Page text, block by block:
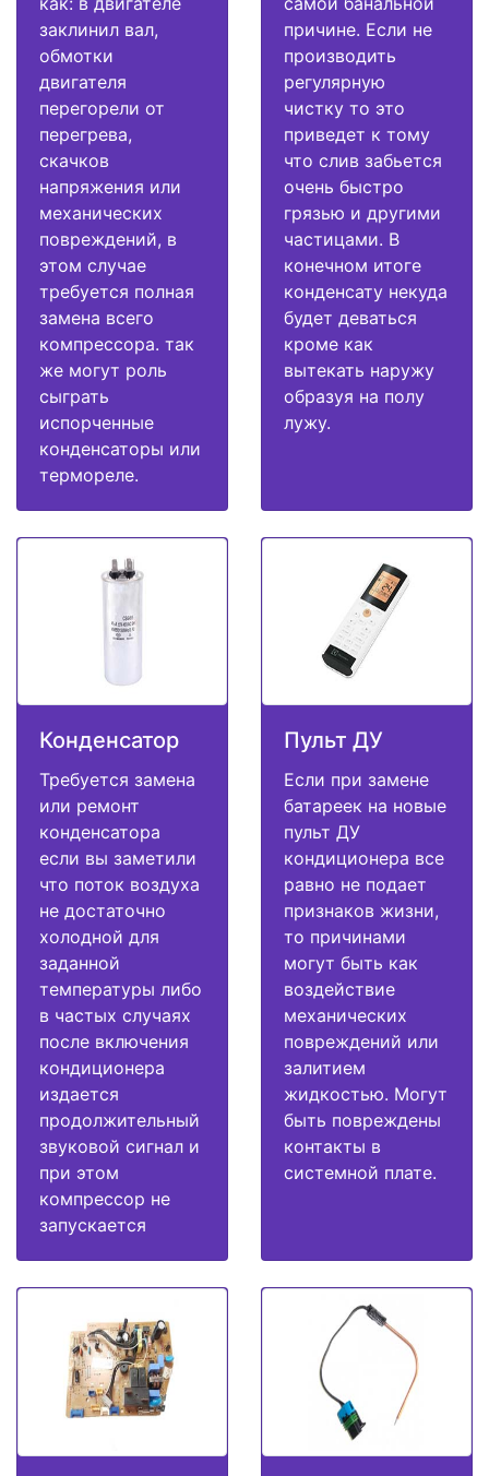
заклинил вал,
обмотки
двигателя
перегорели от
перегрева,
скачков
напряжения или
механических
повреждений, в
этом случае
требуется полная
замена всего
компрессора. так
же могут роль
сыграть
испорченные
конденсаторы или
термореле.
причине. Если не
производить
регулярную
чистку то это
приведет к тому
что слив забьется
очень быстро
грязью и другими
частицами. В
конечном итоге
конденсату некуда
будет деваться
кроме как
вытекать наружу
образуя на полу
лужу.
Конденсатор
Требуется замена
или ремонт
конденсатора
если вы заметили
что поток воздуха
не достаточно
холодной для
заданной
температуры либо
в частых случаях
после включения
кондиционера
издается
продолжительный
звуковой сигнал и
при этом
компрессор не
запускается
Пульт ДУ
Если при замене
батареек на новые
пульт ДУ
кондиционера все
равно не подает
признаков жизни,
то причинами
могут быть как
воздействие
механических
повреждений или
залитием
жидкостью. Могут
быть повреждены
контакты в
системной плате.